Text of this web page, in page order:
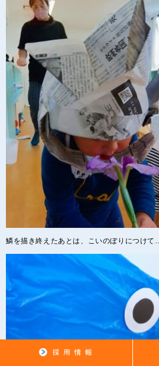
鱗を描き終えたあとは、こいのぼりにつけて…